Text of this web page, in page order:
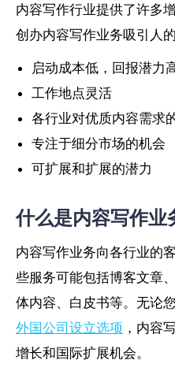
内容写作行业提供了许多
创办内容写作业务吸引人
启动成本低，回报潜力
工作地点灵活
各行业对优质内容需求
专注于细分市场的机会
可扩展和扩展的潜力
什么是内容写作业
内容写作业务向各行业的
些服务可能包括博客文章
体内容、白皮书等。无论
外国公司设立选项 ，内容
增长和国际扩展机会。